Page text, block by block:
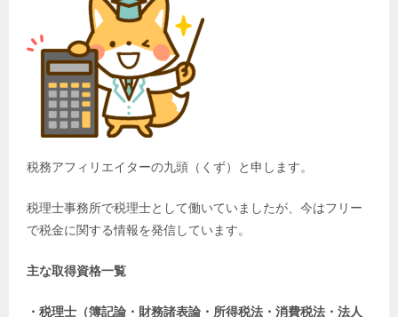
税務アフィリエイターの九頭（くず）と申します。
税理士事務所で税理士として働いていましたが、今はフリー
で税金に関する情報を発信しています。
主な取得資格一覧
・税理士（簿記論・財務諸表論・所得税法・消費税法・法人